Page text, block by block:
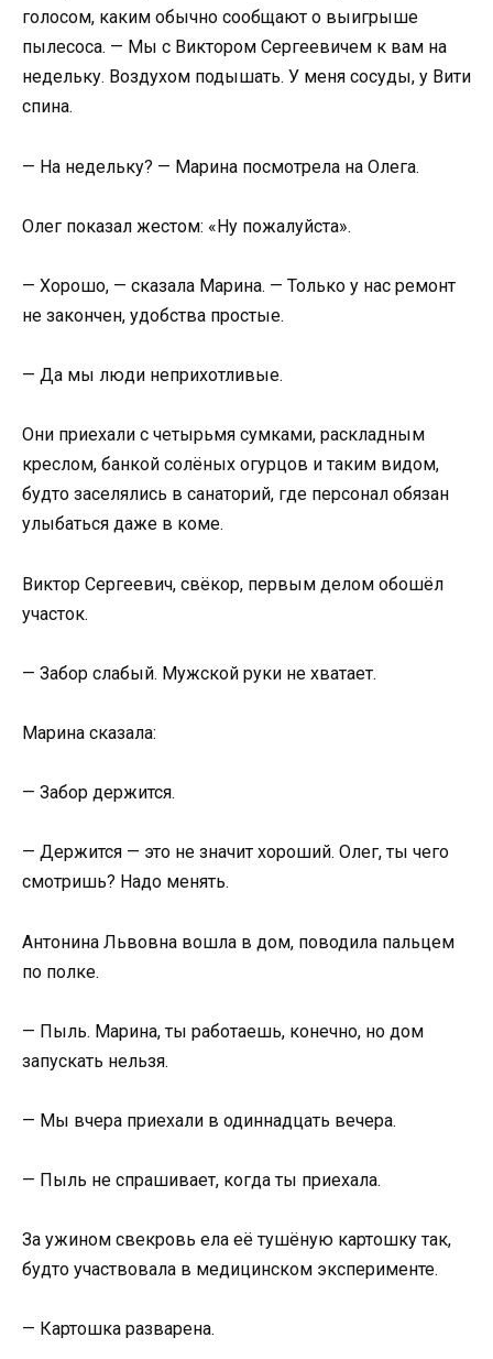
голосом, каким обычно сообщают о выигрыше
пылесоса. — Мы с Виктором Сергеевичем к вам на
недельку. Воздухом подышать. У меня сосуды, у Вити
спина.
— На недельку? — Марина посмотрела на Олега.
Олег показал жестом: «Ну пожалуйста».
— Хорошо, — сказала Марина. — Только у нас ремонт
не закончен, удобства простые.
— Да мы люди неприхотливые.
Они приехали с четырьмя сумками, раскладным
креслом, банкой солёных огурцов и таким видом,
будто заселялись в санаторий, где персонал обязан
улыбаться даже в коме.
Виктор Сергеевич, свёкор, первым делом обошёл
участок.
— Забор слабый. Мужской руки не хватает.
Марина сказала:
— Забор держится.
— Держится — это не значит хороший. Олег, ты чего
смотришь? Надо менять.
Антонина Львовна вошла в дом, поводила пальцем
по полке.
— Пыль. Марина, ты работаешь, конечно, но дом
запускать нельзя.
— Мы вчера приехали в одиннадцать вечера.
— Пыль не спрашивает, когда ты приехала.
За ужином свекровь ела её тушёную картошку так,
будто участвовала в медицинском эксперименте.
— Картошка разварена.